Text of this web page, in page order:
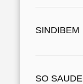
SINDIBEM
SO SAUDE